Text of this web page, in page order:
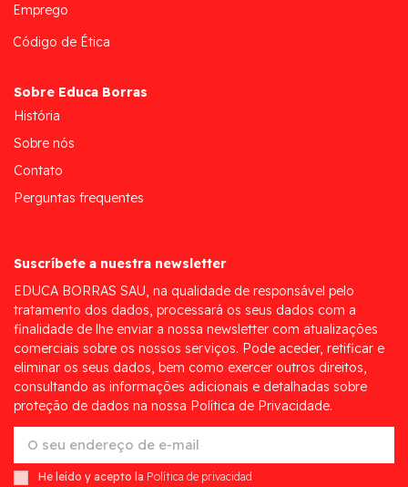
Emprego
Código de Ética
Sobre Educa Borras
História
Sobre nós
Contato
Perguntas frequentes
Suscríbete a nuestra newsletter
EDUCA BORRAS SAU, na qualidade de responsável pelo
tratamento dos dados, processará os seus dados com a
finalidade de lhe enviar a nossa newsletter com atualizações
comerciais sobre os nossos serviços. Pode aceder, retificar e
eliminar os seus dados, bem como exercer outros direitos,
consultando as informações adicionais e detalhadas sobre
proteção de dados na nossa Política de Privacidade.
He leído y acepto la Política de privacidad